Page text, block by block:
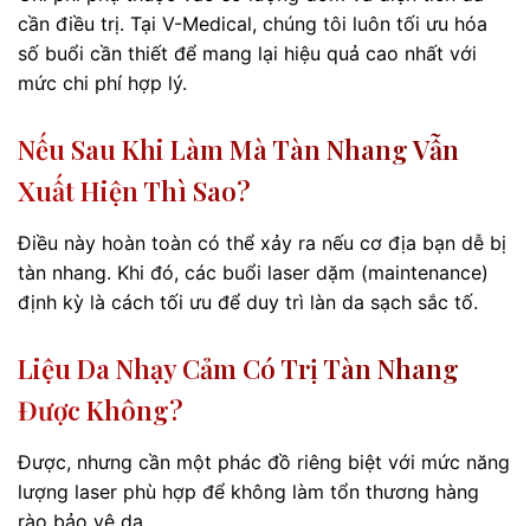
cần điều trị. Tại V-Medical, chúng tôi luôn tối ưu hóa
số buổi cần thiết để mang lại hiệu quả cao nhất với
mức chi phí hợp lý.
Nếu Sau Khi Làm Mà Tàn Nhang Vẫn
Xuất Hiện Thì Sao?
Điều này hoàn toàn có thể xảy ra nếu cơ địa bạn dễ bị
tàn nhang. Khi đó, các buổi laser dặm (maintenance)
định kỳ là cách tối ưu để duy trì làn da sạch sắc tố.
Liệu Da Nhạy Cảm Có Trị Tàn Nhang
Được Không?
Được, nhưng cần một phác đồ riêng biệt với mức năng
lượng laser phù hợp để không làm tổn thương hàng
rào bảo vệ da.